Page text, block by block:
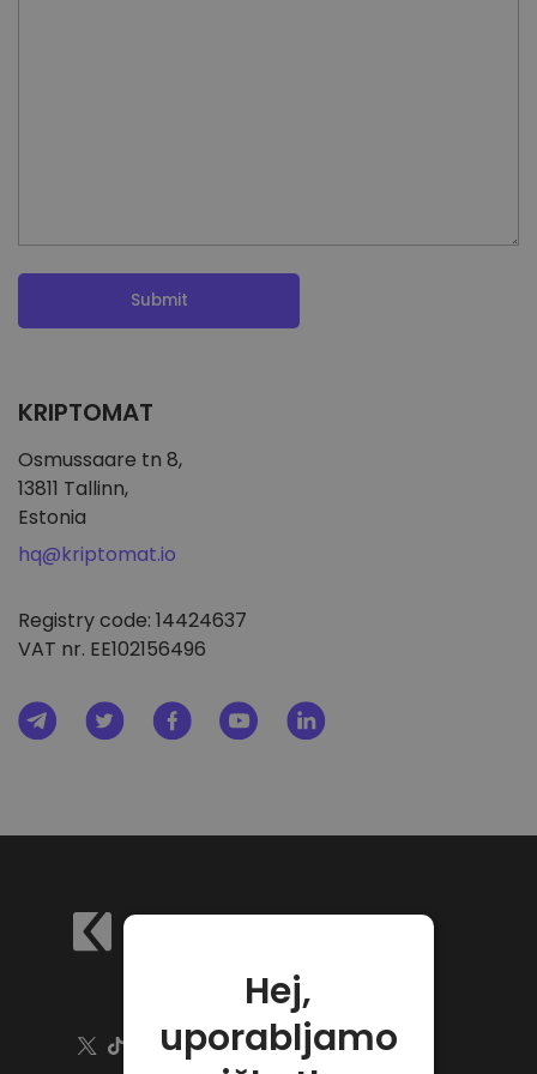
KRIPTOMAT
Osmussaare tn 8,
13811 Tallinn,
Estonia
hq@kriptomat.io
Registry code: 14424637
VAT nr. EE102156496
Hej,
uporabljamo